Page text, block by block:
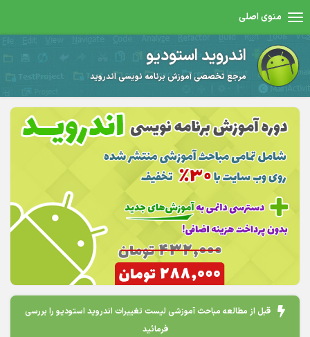
منوی اصلی
اندروید استودیو
مرجع تخصصی آموزش برنامه نویسی اندروید
قبل از مطالعه مباحث آموزشی لیست تغییرات اندروید استودیو را بررسی
فرمائید